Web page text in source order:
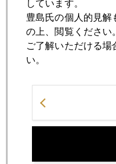
円建て金価格、１万円視
2023年06月16日
ＦＯＭＣ後、金価格上昇
2023年06月14日
しています。
豊島氏の個人的見解
の上、閲覧ください。
ご了解いただける場
い。